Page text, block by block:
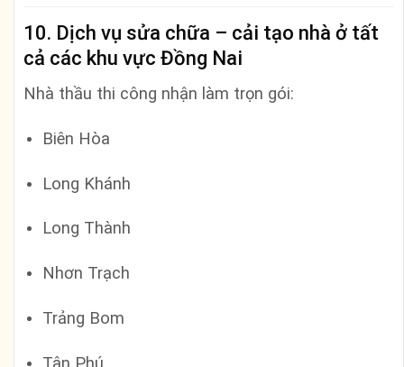
10. Dịch vụ sửa chữa – cải tạo nhà ở tất
cả các khu vực Đồng Nai
Nhà thầu thi công nhận làm trọn gói:
Biên Hòa
Long Khánh
Long Thành
Nhơn Trạch
Trảng Bom
Tân Phú